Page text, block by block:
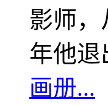
影师，
年他退
画册...